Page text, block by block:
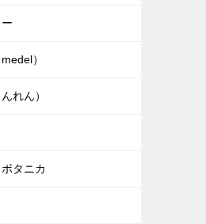
）
れん）
タニカ